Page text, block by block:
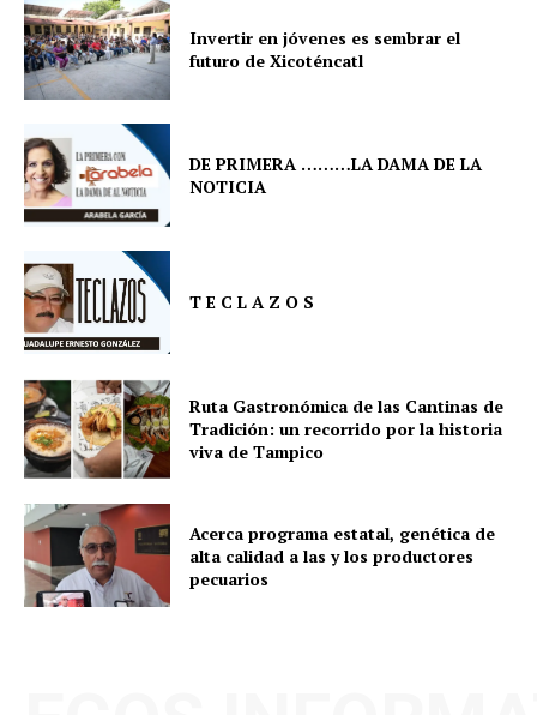
Invertir en jóvenes es sembrar el
futuro de Xicoténcatl
DE PRIMERA ………LA DAMA DE LA
NOTICIA
T E C L A Z O S
Ruta Gastronómica de las Cantinas de
Tradición: un recorrido por la historia
viva de Tampico
Acerca programa estatal, genética de
alta calidad a las y los productores
pecuarios